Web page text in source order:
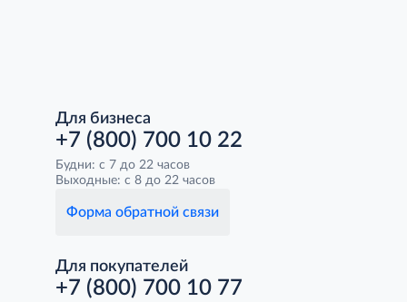
Для бизнеса
+7 (800) 700 10 22
Будни: с 7 до 22 часов
Выходные: с 8 до 22 часов
Форма обратной связи
Для покупателей
+7 (800) 700 10 77